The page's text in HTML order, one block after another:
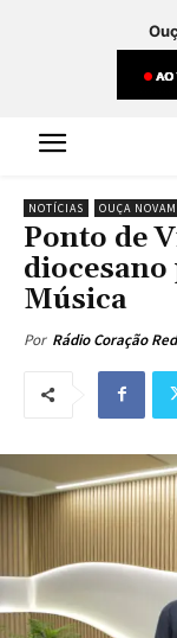
NOTÍCIAS OUÇA
Ponto de
Música
Por Rádio Coração